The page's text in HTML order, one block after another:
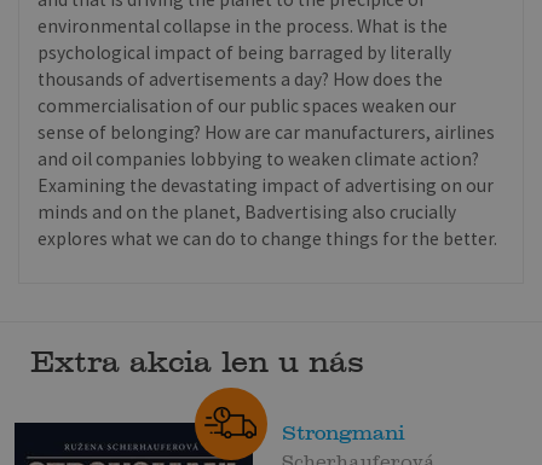
environmental collapse in the process. What is the
psychological impact of being barraged by literally
thousands of advertisements a day? How does the
commercialisation of our public spaces weaken our
sense of belonging? How are car manufacturers, airlines
and oil companies lobbying to weaken climate action?
Examining the devastating impact of advertising on our
minds and on the planet, Badvertising also crucially
explores what we can do to change things for the better.
Extra akcia len u nás
Strongmani
Scherhauferová